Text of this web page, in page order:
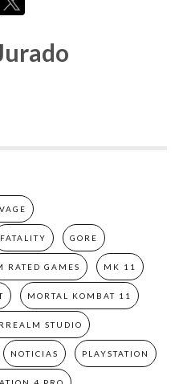
FATALITY GORE
RATED GAMES MK 11
MORTAL KOMBAT 11
STUDIO
NOTICIAS PLAYSTATION